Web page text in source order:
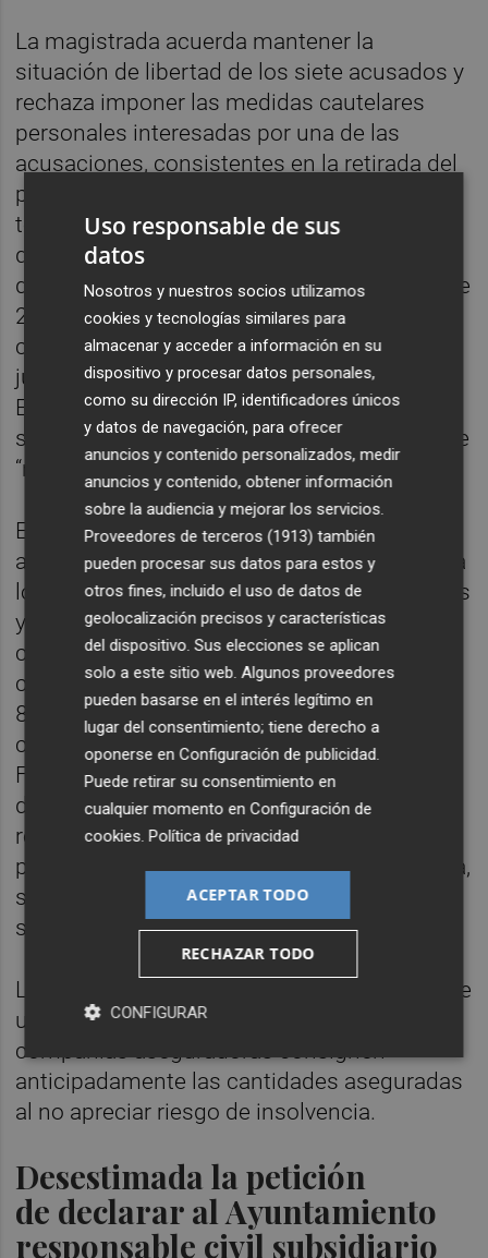
La magistrada acuerda mantener la
situación de libertad de los siete acusados y
rechaza imponer las medidas cautelares
personales interesadas por una de las
acusaciones, consistentes en la retirada del
pasaporte y la prohibición de salida del
territorio nacional. La resolución considera
que no concurre riesgo de fuga, ya que,
desde el inicio de la causa, el 1 de octubre de
2023, los investigados “siempre han
comparecido a todo llamamiento policial y
judicial”, además de tener residencia en
España, domicilio fijo e integración laboral y
social, por lo que dichas medidas carecen de
“necesidad y justificación”.
En el ámbito de la responsabilidad civil, el
auto requiere de forma conjunta y solidaria a
los acusados, a las compañías aseguradoras
y a la mercantil considerada responsable
civil subsidiaria para que, en el plazo de
cinco días, presten una fianza de
8.796.653,33 euros, calculada a partir de las
cantidades reclamadas por el Ministerio
Fiscal incrementadas en un tercio, con el fin
de garantizar las eventuales
responsabilidades pecuniarias derivadas del
proceso. En caso de no constituirse la fianza,
se procederá al embargo de bienes
suficientes.
La resolución también rechaza la solicitud de
una de las acusaciones para que las
compañías aseguradoras consignen
anticipadamente las cantidades aseguradas
al no apreciar riesgo de insolvencia.
Desestimada la petición
de declarar al Ayuntamiento
responsable civil subsidiario
Uso responsable de sus
datos
Nosotros y nuestros socios utilizamos
cookies y tecnologías similares para
almacenar y acceder a información en su
dispositivo y procesar datos personales,
como su dirección IP, identificadores únicos
y datos de navegación, para ofrecer
anuncios y contenido personalizados, medir
anuncios y contenido, obtener información
sobre la audiencia y mejorar los servicios.
Proveedores de terceros (1913) también
pueden procesar sus datos para estos y
otros fines, incluido el uso de datos de
geolocalización precisos y características
del dispositivo. Sus elecciones se aplican
solo a este sitio web. Algunos proveedores
pueden basarse en el interés legítimo en
lugar del consentimiento; tiene derecho a
oponerse enConfiguración de publicidad
Puede retirar su consentimiento en
cualquier momento enConfiguración de
cookies .Política de privacidad
ACEPTAR TODO
RECHAZAR TODO
CONFIGURAR